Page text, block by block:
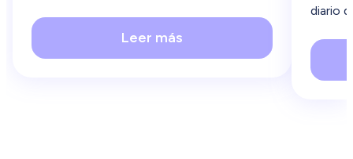
Leer más
diario